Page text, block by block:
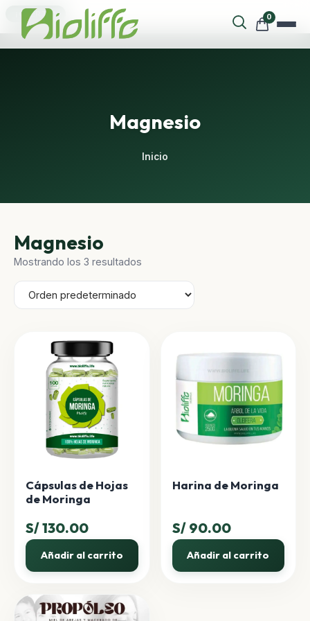
0
Magnesio
Inicio
Magnesio
Mostrando los 3 resultados
Cápsulas de Hojas
de Moringa
S/130.00
Añadir al carrito
Harina de Moringa
S/90.00
Añadir al carrito
¡OFERTA!